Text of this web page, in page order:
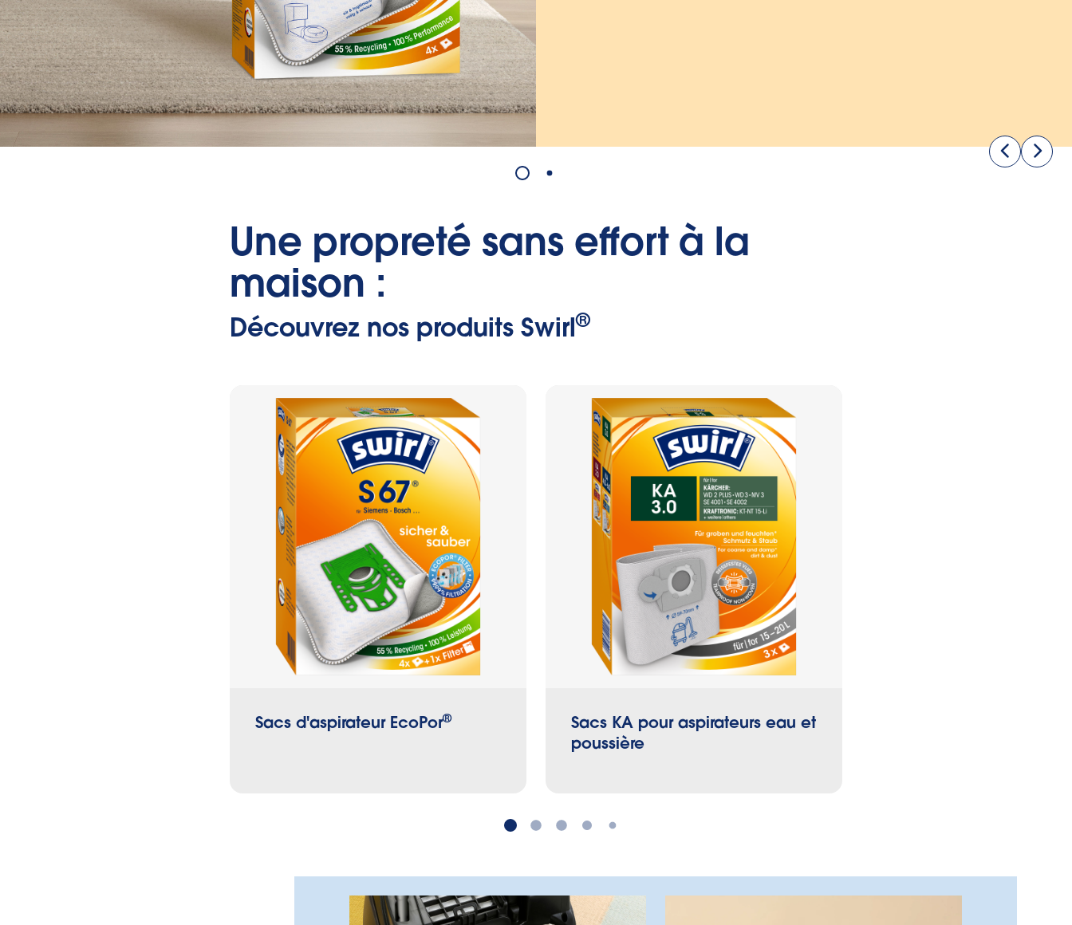
Une propreté sans effort à la
maison :
Découvrez nos produits Swirl®
Sacs d'aspirateur EcoPor®
Sacs KA pour aspirateurs eau et
poussière
Quel est le bon sac ?